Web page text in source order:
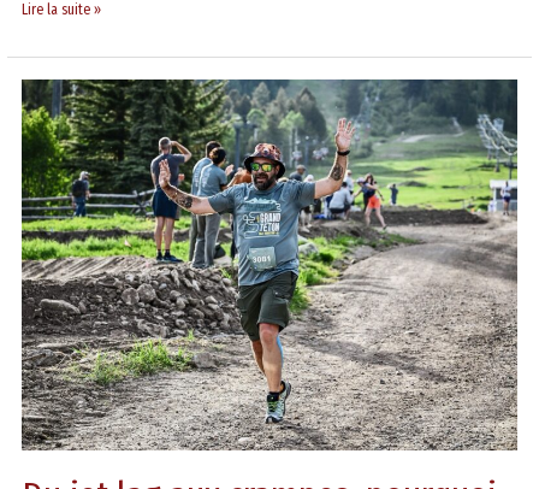
Lire la suite »
Du
jet
lag
aux
crampes,
pourquoi
courir
aux
États-
Unis
est
une
excellente
idée